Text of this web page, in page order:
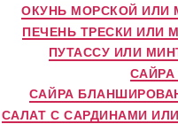
ОКУНЬ МОРСКОЙ ИЛИ
ПЕЧЕНЬ ТРЕСКИ ИЛИ
ПУТАССУ ИЛИ
САЙРА
САЛАТ С САРДИНАМИ